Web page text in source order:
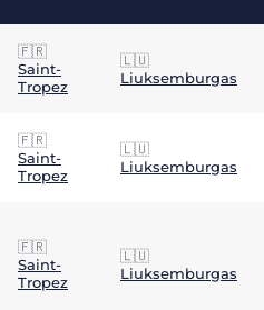
🇫🇷
Saint-
Tropez
🇱🇺
Liuksemburgas
🇫🇷
Saint-
Tropez
🇱🇺
Liuksemburgas
🇫🇷
Saint-
Tropez
🇱🇺
Liuksemburgas